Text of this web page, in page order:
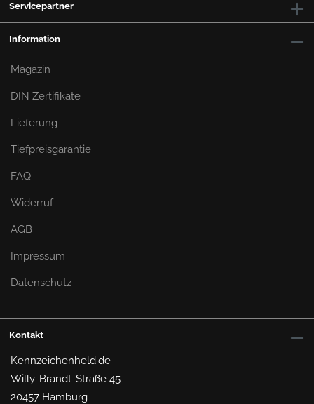
Fahrzeug-Zulassungsverordnung (FZV) geregelt.
alle Vorgaben.
Servicepartner
Information
Magazin
DIN Zertifikate
Lieferung
Tiefpreisgarantie
FAQ
Widerruf
AGB
Impressum
Datenschutz
Kontakt
Kennzeichenheld.de
Willy-Brandt-Straße 45
20457 Hamburg